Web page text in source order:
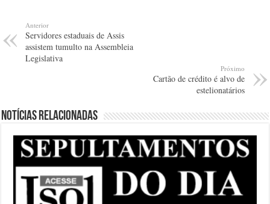
Anterior
Servidores estaduais de Assis
assistem tumulto na Assembleia
Legislativa
Próximo
Cartão de crédito é alvo de
estelionatários
Notícias relacionadas